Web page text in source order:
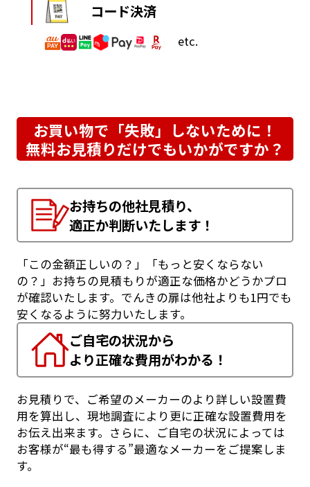
コード決済
etc.
お買い物で「失敗」しないために！
無料お見積りだけでもいかがですか？
お持ちの他社見積り、
適正か判断いたします！
「この金額正しいの？」「もっと安くならない
の？」お持ちの見積もりが適正な価格かどうかプロ
が確認いたします。でんきの扉は他社よりも1円でも
安くなるように努力いたします。
ご自宅の状況から
より正確な費用がわかる！
お見積りで、ご希望のメーカーのより詳しい設置費
用を算出し、現地調査により更に正確な設置費用を
お伝え出来ます。さらに、ご自宅の状況によっては
お客様が“最も得する”最適なメーカーをご提案しま
す。